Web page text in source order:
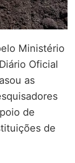
Ministério
Oficial
as
de
de